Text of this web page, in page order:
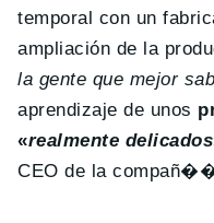
temporal con un
ampliación de la
la gente que mejor
aprendizaje de unos
«realmente delicados
CEO de la